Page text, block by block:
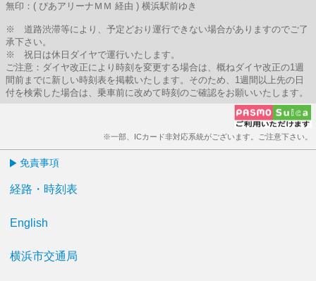
無印：( ぴあアリーナＭＭ 経由 ) 横浜駅前ゆき
※ 道路渋滞等により、予定どおり運行できない場合がありますのでご了
承下さい。
※ 祝日は休日ダイヤで運行いたします。
ご注意：ダイヤ改正により時刻を変更する場合は、概ねダイヤ改正の1週
間前までに新しい時刻表を掲載いたします。そのため、1週間以上先の日
付を検索した場合は、乗車前に改めて時刻のご確認をお願いいたします。
※一部、ICカード非対応系統がございます。ご注意下さい。
免責事項
経路・時刻表
English
横浜市交通局